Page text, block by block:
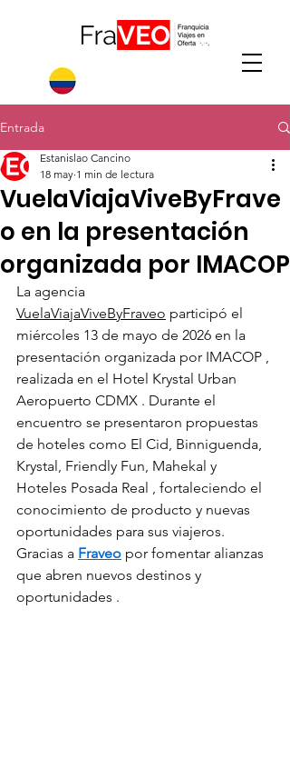
Entrada
VuelaViajaViveByFrave
o en la presentación
organizada por IMACOP
Estanislao Cancino
18 may 1 min de lectura
La agencia
VuelaViajaViveByFraveo participó el
miércoles 13 de mayo de 2026 en la
presentación organizada por IMACOP ,
realizada en el Hotel Krystal Urban
Aeropuerto CDMX . Durante el
encuentro se presentaron propuestas
de hoteles como El Cid, Binniguenda,
Krystal, Friendly Fun, Mahekal y
Hoteles Posada Real , fortaleciendo el
conocimiento de producto y nuevas
oportunidades para sus viajeros.
Gracias a Fraveo por fomentar alianzas
que abren nuevos destinos y
oportunidades .